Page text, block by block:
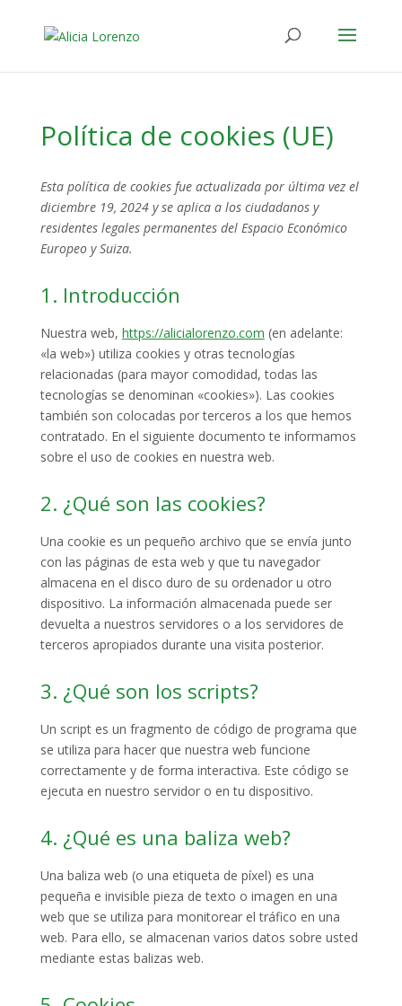
Política de cookies (UE)
Esta política de cookies fue actualizada por última vez el
diciembre 19, 2024 y se aplica a los ciudadanos y
residentes legales permanentes del Espacio Económico
Europeo y Suiza.
1. Introducción
Nuestra web, https://alicialorenzo.com (en adelante:
«la web») utiliza cookies y otras tecnologías
relacionadas (para mayor comodidad, todas las
tecnologías se denominan «cookies»). Las cookies
también son colocadas por terceros a los que hemos
contratado. En el siguiente documento te informamos
sobre el uso de cookies en nuestra web.
2. ¿Qué son las cookies?
Una cookie es un pequeño archivo que se envía junto
con las páginas de esta web y que tu navegador
almacena en el disco duro de su ordenador u otro
dispositivo. La información almacenada puede ser
devuelta a nuestros servidores o a los servidores de
terceros apropiados durante una visita posterior.
3. ¿Qué son los scripts?
Un script es un fragmento de código de programa que
se utiliza para hacer que nuestra web funcione
correctamente y de forma interactiva. Este código se
ejecuta en nuestro servidor o en tu dispositivo.
4. ¿Qué es una baliza web?
Una baliza web (o una etiqueta de píxel) es una
pequeña e invisible pieza de texto o imagen en una
web que se utiliza para monitorear el tráfico en una
web. Para ello, se almacenan varios datos sobre usted
mediante estas balizas web.